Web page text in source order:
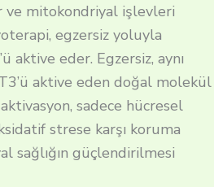
ve mitokondriyal işlevleri
egzersiz yoluyla
eder. Egzersiz, aynı
aktive eden doğal molekül
sadece hücresel
strese karşı koruma
sağlığın güçlendirilmesi